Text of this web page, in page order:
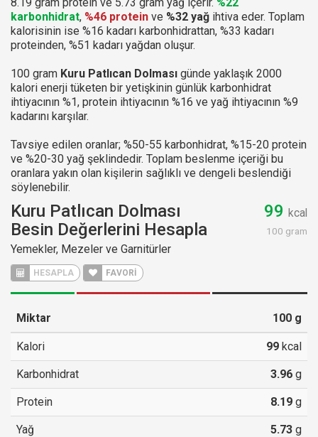
karbonhidrat, %46 protein ve %32 yağ ihtiva eder. Toplam
kalorisinin ise %16 kadarı karbonhidrattan, %33 kadarı
proteinden, %51 kadarı yağdan oluşur.
100 gram Kuru Patlıcan Dolması günde yaklaşık 2000
kalori enerji tüketen bir yetişkinin günlük karbonhidrat
ihtiyacının %1, protein ihtiyacının %16 ve yağ ihtiyacının %9
kadarını karşılar.
Tavsiye edilen oranlar; %50-55 karbonhidrat, %15-20 protein
ve %20-30 yağ şeklindedir. Toplam beslenme içeriği bu
oranlara yakın olan kişilerin sağlıklı ve dengeli beslendiği
söylenebilir.
Kuru Patlıcan Dolması
Besin Değerlerini Hesapla
Yemekler, Mezeler ve Garnitürler
HESAPLA FAVORİ
99 kcal
100 gram
Miktar 100 g
Kalori 99 kcal
Karbonhidrat 3.96 g
Protein 8.19 g
Yağ 5.73 g